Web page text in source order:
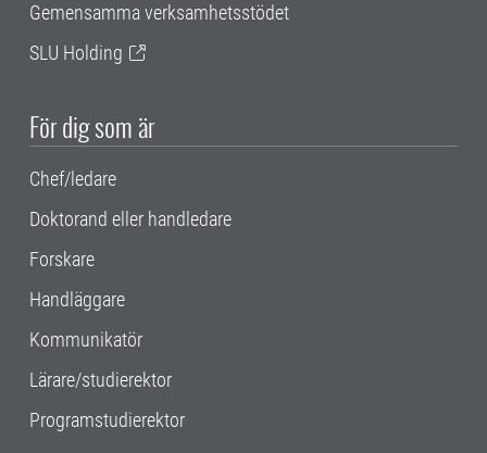
Gemensamma verksamhetsstödet
SLU Holding
För dig som är
Chef/ledare
Doktorand eller handledare
Forskare
Handläggare
Kommunikatör
Lärare/studierektor
Programstudierektor